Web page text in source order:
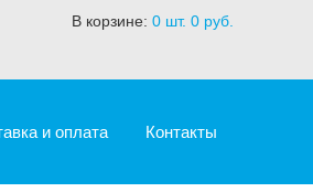
В корзине: 0 шт. 0 руб.
и оплата Контакты